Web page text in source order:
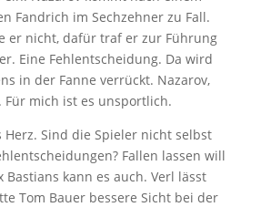
Fandrich im Sechzehner zu Fall.
er nicht, dafür traf er zur Führung
Eine Fehlentscheidung. Da wird
in der Fanne verrückt. Nazarov,
Für mich ist es unsportlich.
Herz. Sind die Spieler nicht selbst
Fallen lassen will
Bastians kann es auch. Verl lässt
Tom Bauer bessere Sicht bei der